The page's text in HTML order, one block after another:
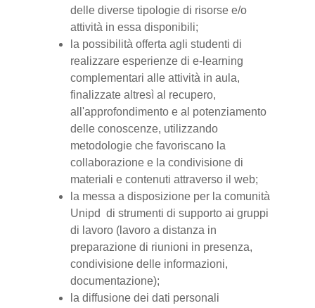
delle diverse tipologie di risorse e/o
attività in essa disponibili;
la possibilità offerta agli studenti di
realizzare esperienze di e-learning
complementari alle attività in aula,
finalizzate altresì al recupero,
all'approfondimento e al potenziamento
delle conoscenze, utilizzando
metodologie che favoriscano la
collaborazione e la condivisione di
materiali e contenuti attraverso il web;
la messa a disposizione per la comunità
Unipd di strumenti di supporto ai gruppi
di lavoro (lavoro a distanza in
preparazione di riunioni in presenza,
condivisione delle informazioni,
documentazione);
la diffusione dei dati personali